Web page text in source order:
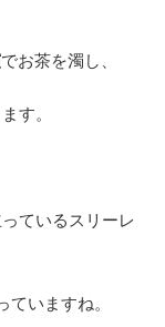
でお茶を濁し、
す。
ているスリーレ
いますね。